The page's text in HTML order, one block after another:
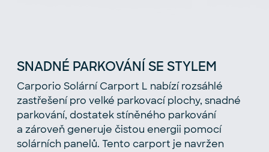
SNADNÉ PARKOVÁNÍ SE STYLEM
Carporio Solární Carport L nabízí rozsáhlé
zastřešení pro velké parkovací plochy, snadné
parkování, dostatek stíněného parkování
a zároveň generuje čistou energii pomocí
solárních panelů. Tento carport je navržen